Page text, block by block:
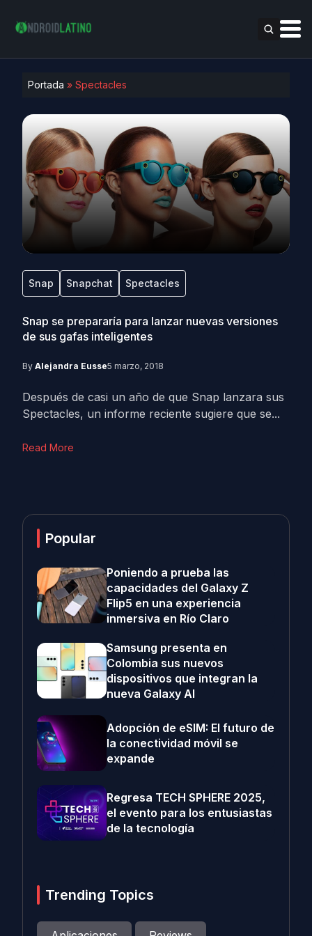
Portada » Spectacles
Snap Snapchat Spectacles
Snap se prepararía para lanzar nuevas versiones
de sus gafas inteligentes
By Alejandra Eusse5 marzo, 2018
Después de casi un año de que Snap lanzara sus
Spectacles, un informe reciente sugiere que se...
Read More
Popular
Poniendo a prueba las
capacidades del Galaxy Z
Flip5 en una experiencia
inmersiva en Río Claro
Samsung presenta en
Colombia sus nuevos
dispositivos que integran la
nueva Galaxy AI
Adopción de eSIM: El futuro de
la conectividad móvil se
expande
Regresa TECH SPHERE 2025,
el evento para los entusiastas
de la tecnología
Trending Topics